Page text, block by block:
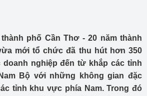
phố Cần Thơ - 20 năm thành
mới tổ chức đã thu hút hơn 350
doanh nghiệp đến từ khắp các tỉnh
Bộ với những không gian đặc
tỉnh khu vực phía Nam. Trong đó